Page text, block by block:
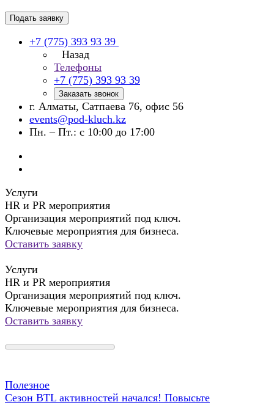
Подать заявку
+7 (775) 393 93 39
Назад
Телефоны
+7 (775) 393 93 39
Заказать звонок
г. Алматы, Сатпаева 76, офис 56
events@pod-kluch.kz
Пн. – Пт.: с 10:00 до 17:00
Услуги
HR и PR мероприятия
Организация мероприятий под ключ.
Ключевые мероприятия для бизнеса.
Оставить заявку
Услуги
HR и PR мероприятия
Организация мероприятий под ключ.
Ключевые мероприятия для бизнеса.
Оставить заявку
Полезное
Сезон BTL активностей начался! Повысьте